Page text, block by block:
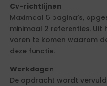
Cv-richtlijnen
Maximaal 5 pagina’s,
minimaal 2 referenties. Uit
voren te komen waarom
deze functie.
Werkdagen
De opdracht wordt